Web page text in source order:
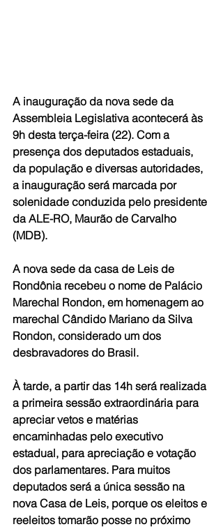
A inauguração da nova sede da
Assembleia Legislativa acontecerá às
9h desta terça-feira (22). Com a
presença dos deputados estaduais,
da população e diversas autoridades,
a inauguração será marcada por
solenidade conduzida pelo presidente
da ALE-RO, Maurão de Carvalho
(MDB).
A nova sede da casa de Leis de
Rondônia recebeu o nome de Palácio
Marechal Rondon, em homenagem ao
marechal Cândido Mariano da Silva
Rondon, considerado um dos
desbravadores do Brasil.
À tarde, a partir das 14h será realizada
a primeira sessão extraordinária para
apreciar vetos e matérias
encaminhadas pelo executivo
estadual, para apreciação e votação
dos parlamentares. Para muitos
deputados será a única sessão na
nova Casa de Leis, porque os eleitos e
reeleitos tomarão posse no próximo